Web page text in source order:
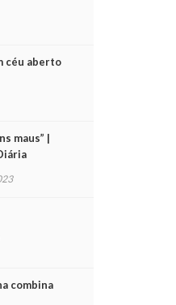
céu aberto
maus” |
combina